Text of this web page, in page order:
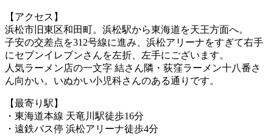
【アクセス】
浜松市旧東区和田町。浜松駅から東海道を天王方面へ。
子安の交差点を312号線に進み、浜松アリーナをすぎて右手
にセブンイレブンさんを左折、左手にございます。
人気ラーメン店の一文字 結さん隣・荻窪ラーメン十八番さ
ん向かい。いぬかい小児科さんのある通りです。
【最寄り駅】
・東海道本線 天竜川駅徒歩16分
・遠鉄バス停 浜松アリーナ徒歩4分